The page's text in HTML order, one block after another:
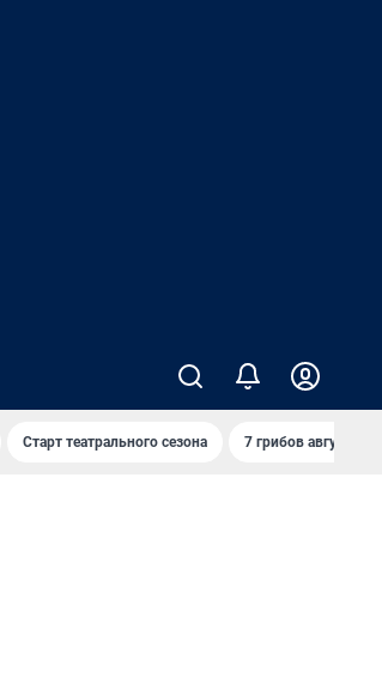
Старт театрального сезона 7 грибов августа